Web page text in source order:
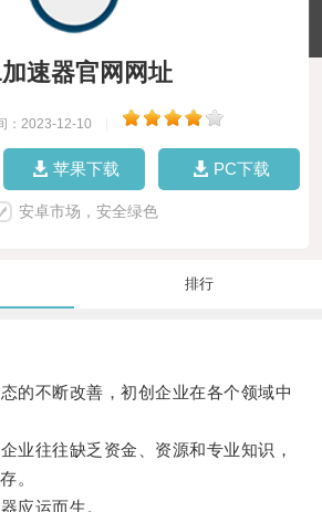
速器官网网址
：2023-12-10
苹果下载 PC下载
安卓市场，安全绿色
排行
不断改善，初创企业在各个领域中
往往缺乏资金、资源和专业知识，
。
运而生。